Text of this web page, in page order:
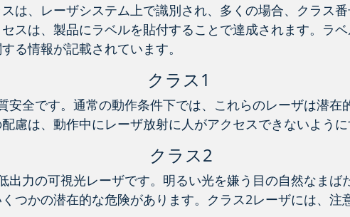
は、レーザシステム上で識別され、多くの場合、クラス
スは、製品にラベルを貼付することで達成されます。ラ
る情報が記載されています。
クラス1
安全です。通常の動作条件下では、これらのレーザは潜在
慮は、動作中にレーザ放射に人がアクセスできないよう
クラス2
出力の可視光レーザです。明るい光を嫌う目の自然なまば
つかの潜在的な危険があります。クラス2レーザには、注